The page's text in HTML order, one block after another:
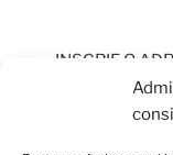
INSCRIE O
PERIODIC